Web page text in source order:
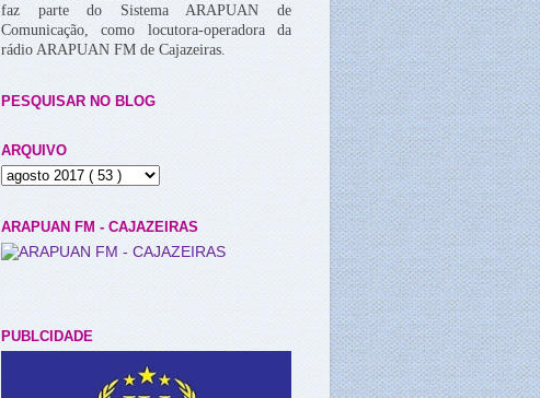
faz parte do Sistema ARAPUAN de
Comunicação, como locutora-operadora da
rádio ARAPUAN FM de Cajazeiras.
PESQUISAR NO BLOG
ARQUIVO
ARAPUAN FM - CAJAZEIRAS
PUBLCIDADE